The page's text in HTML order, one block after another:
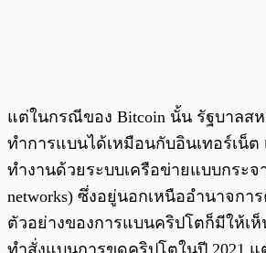
แต่ในกรณีของ Bitcoin นั้น รัฐบาลส
ทำการแบนได้เหมือนกับอินเทอร์เน็ต
ทำงานด้วยระบบเครือข่ายแบบกระจ
networks) ซึ่งอยู่นอกเหนืออำนาจกา
ตัวอย่างของการแบนคริปโตก็มีให้เ